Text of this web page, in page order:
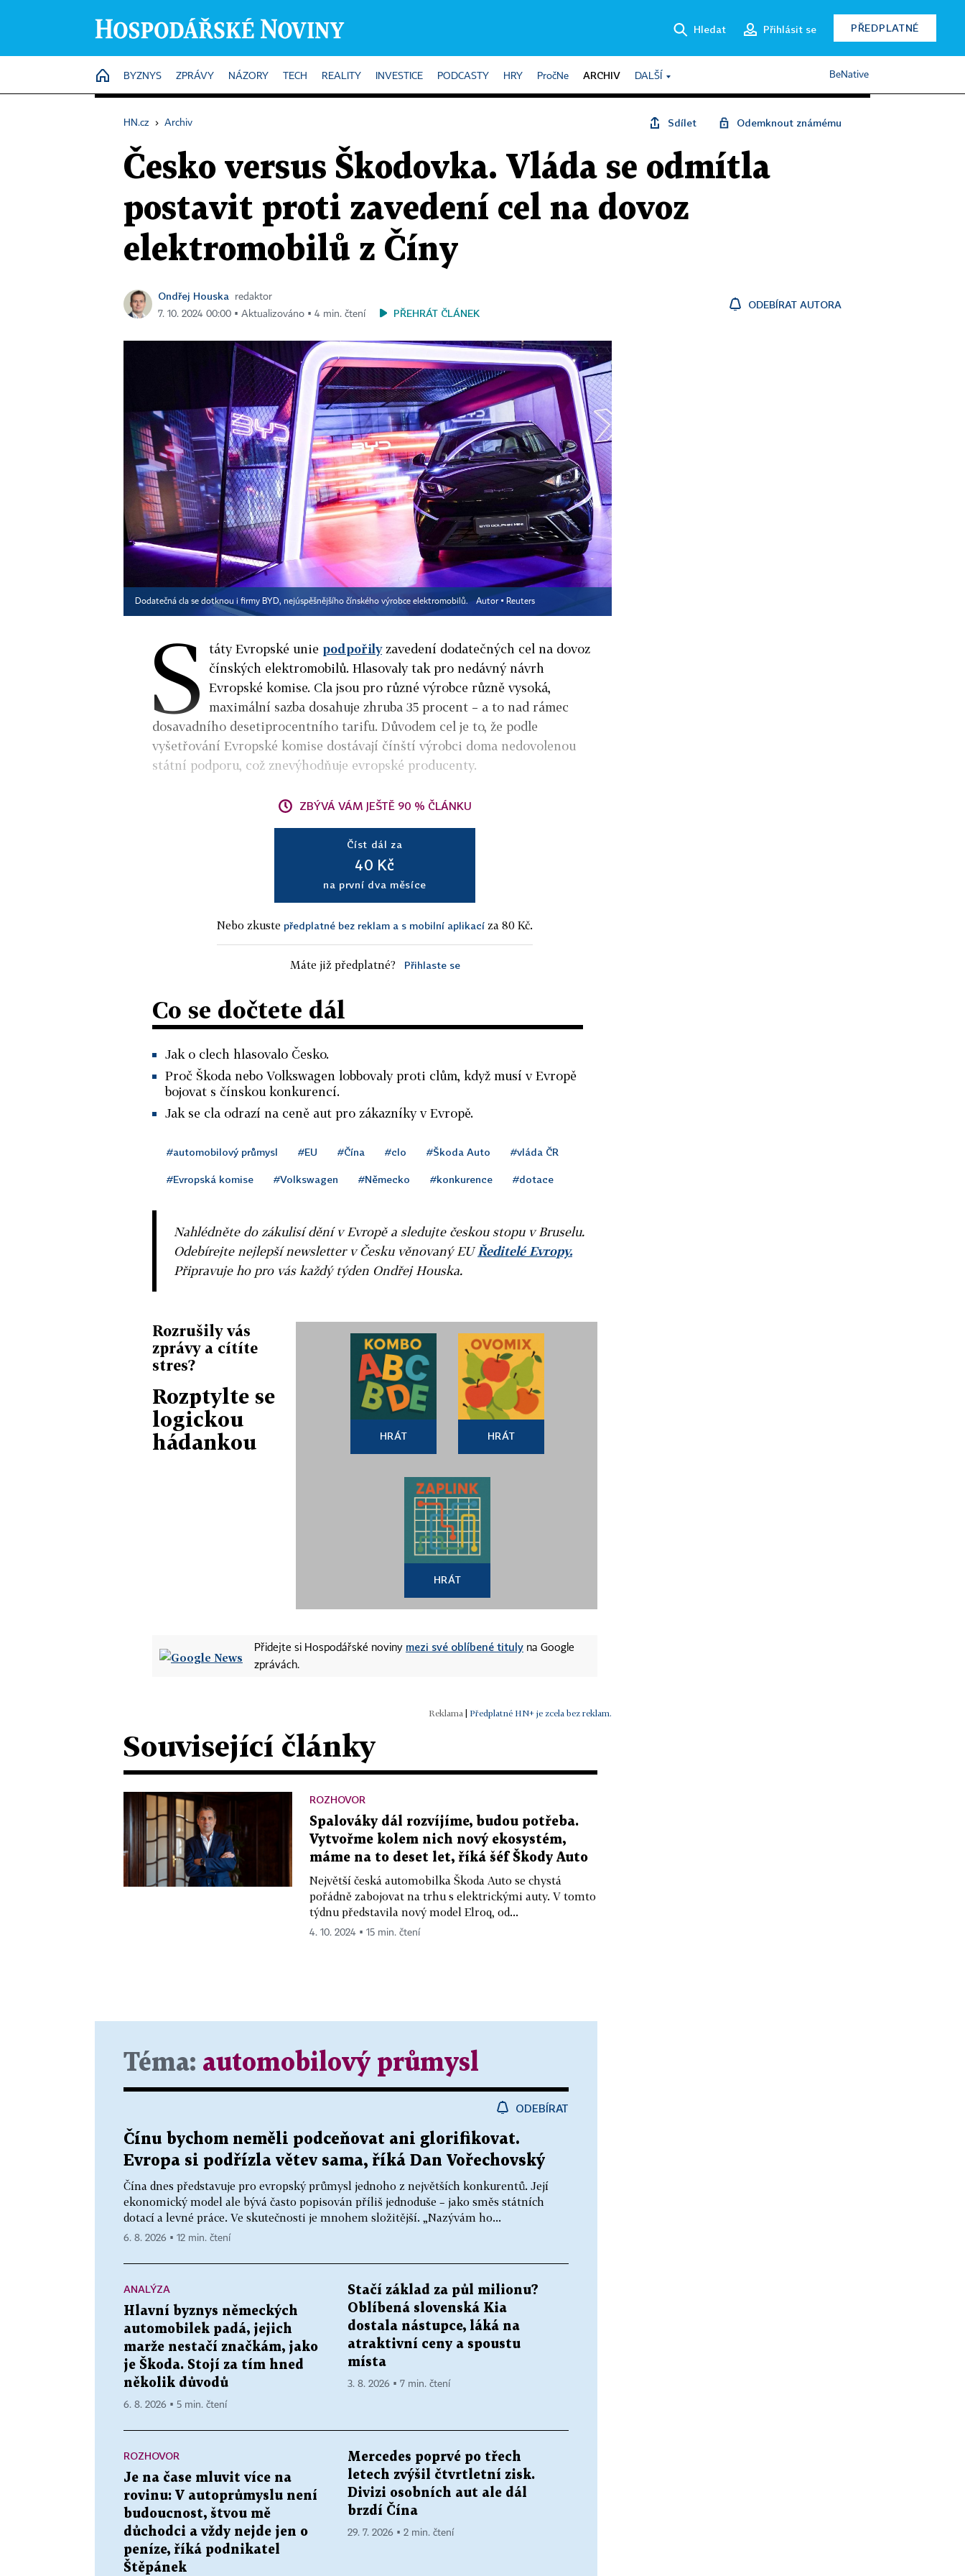
Hledat Přihlásit se PŘEDPLATNÉ
HOME
BYZNYS ZPRÁVY NÁZORY TECH REALITY INVESTICE PODCASTY HRY PročNe ARCHIV DALŠÍ BeNative
HN.cz › Archiv Sdílet Odemknout známému
Česko versus Škodovka. Vláda se odmítla
postavit proti zavedení cel na dovoz
elektromobilů z Číny
Ondřej Houska
redaktor
7. 10. 2024 00:00 ▪ Aktualizováno ▪ 4 min. čtení
PŘEHRÁT ČLÁNEK
ODEBÍRAT AUTORA
Dodatečná cla se dotknou i firmy BYD, nejúspěšnějšího čínského výrobce elektromobilů. Autor ▪ Reuters
S táty Evropské unie podpořilyzavedení dodatečných cel na dovoz
čínských elektromobilů. Hlasovaly tak pro nedávný návrh
Evropské komise. Cla jsou pro různé výrobce různě vysoká,
maximální sazba dosahuje zhruba 35 procent – a to nad rámec
dosavadního desetiprocentního tarifu. Důvodem cel je to, že podle
vyšetřování Evropské komise dostávají čínští výrobci doma nedovolenou
státní podporu, což znevýhodňuje evropské producenty.
ZBÝVÁ VÁM JEŠTĚ 90 % ČLÁNKU
Číst dál za
40 Kč
na první dva měsíce
Nebo zkuste předplatné bez reklam a s mobilní aplikací za 80 Kč.
Máte již předplatné? Přihlaste se
Co se dočtete dál
Jak o clech hlasovalo Česko.
Proč Škoda nebo Volkswagen lobbovaly proti clům, když musí v Evropě
bojovat s čínskou konkurencí.
Jak se cla odrazí na ceně aut pro zákazníky v Evropě.
#automobilový průmysl #EU #Čína #clo #Škoda Auto #vláda ČR
#Evropská komise #Volkswagen #Německo #konkurence #dotace
Nahlédněte do zákulisí dění v Evropě a sledujte českou stopu v Bruselu.
Odebírejte nejlepší newsletter v Česku věnovaný EUŘeditelé Evropy.
Připravuje ho pro vás každý týden Ondřej Houska.
Rozrušily vás
zprávy a cítíte
stres?
Rozptylte se
logickou
hádankou
HRÁT HRÁT
HRÁT
Přidejte si Hospodářské noviny mezi své oblíbené tituly na Google
zprávách.
| Předplatné HN+ je zcela bez reklam.
Související články
ROZHOVOR
Spalováky dál rozvíjíme, budou potřeba.
Vytvořme kolem nich nový ekosystém,
máme na to deset let, říká šéf Škody Auto
Největší česká automobilka Škoda Auto se chystá
pořádně zabojovat na trhu s elektrickými auty. V tomto
týdnu představila nový model Elroq, od...
4. 10. 2024 ▪ 15 min. čtení
Téma: automobilový průmysl
ODEBÍRAT
Čínu bychom neměli podceňovat ani glorifikovat.
Evropa si podřízla větev sama, říká Dan Vořechovský
Čína dnes představuje pro evropský průmysl jednoho z největších konkurentů. Její
ekonomický model ale bývá často popisován příliš jednoduše – jako směs státních
dotací a levné práce. Ve skutečnosti je mnohem složitější. „Nazývám ho...
6. 8. 2026 ▪ 12 min. čtení
ANALÝZA
Hlavní byznys německých
automobilek padá, jejich
marže nestačí značkám, jako
je Škoda. Stojí za tím hned
několik důvodů
6. 8. 2026 ▪ 5 min. čtení
Stačí základ za půl milionu?
Oblíbená slovenská Kia
dostala nástupce, láká na
atraktivní ceny a spoustu
místa
3. 8. 2026 ▪ 7 min. čtení
ROZHOVOR
Je na čase mluvit více na
rovinu: V autoprůmyslu není
budoucnost, štvou mě
důchodci a vždy nejde jen o
peníze, říká podnikatel
Štěpánek
Mercedes poprvé po třech
letech zvýšil čtvrtletní zisk.
Divizi osobních aut ale dál
brzdí Čína
29. 7. 2026 ▪ 2 min. čtení